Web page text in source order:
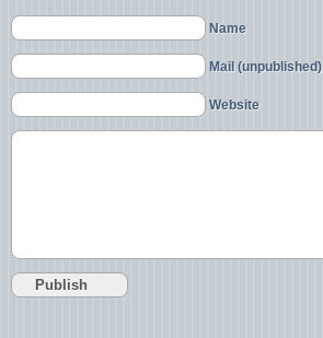
Name
Mail (unpublished)
Website